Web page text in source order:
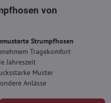
von
Strumpfhosen
Tragekomfort
Jahreszeit
Muster
Anlässe